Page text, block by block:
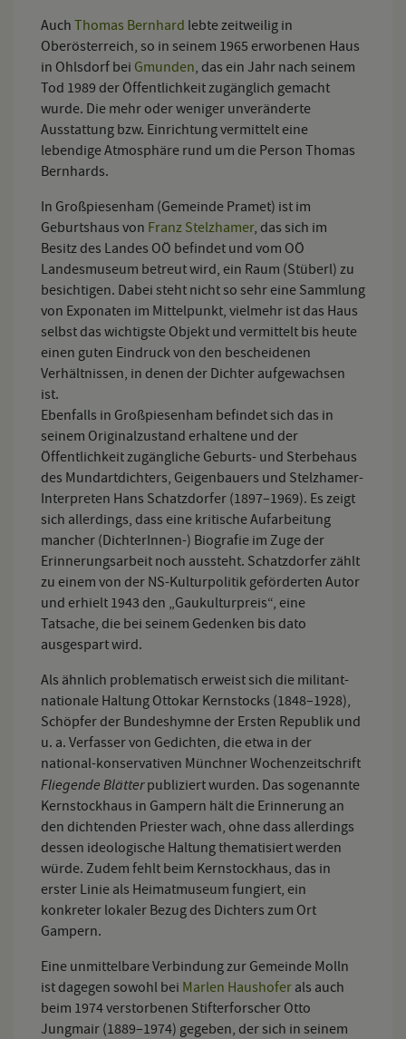
Auch Thomas Bernhard lebte zeitweilig in
Oberösterreich, so in seinem 1965 erworbenen Haus
in Ohlsdorf bei Gmunden, das ein Jahr nach seinem
Tod 1989 der Öffentlichkeit zugänglich gemacht
wurde. Die mehr oder weniger unveränderte
Ausstattung bzw. Einrichtung vermittelt eine
lebendige Atmosphäre rund um die Person Thomas
Bernhards.
In Großpiesenham (Gemeinde Pramet) ist im
Geburtshaus von Franz Stelzhamer, das sich im
Besitz des Landes OÖ befindet und vom OÖ
Landesmuseum betreut wird, ein Raum (Stüberl) zu
besichtigen. Dabei steht nicht so sehr eine Sammlung
von Exponaten im Mittelpunkt, vielmehr ist das Haus
selbst das wichtigste Objekt und vermittelt bis heute
einen guten Eindruck von den bescheidenen
Verhältnissen, in denen der Dichter aufgewachsen
ist.
Ebenfalls in Großpiesenham befindet sich das in
seinem Originalzustand erhaltene und der
Öffentlichkeit zugängliche Geburts- und Sterbehaus
des Mundartdichters, Geigenbauers und Stelzhamer-
Interpreten Hans Schatzdorfer (1897–1969). Es zeigt
sich allerdings, dass eine kritische Aufarbeitung
mancher (DichterInnen-) Biografie im Zuge der
Erinnerungsarbeit noch aussteht. Schatzdorfer zählt
zu einem von der NS-Kulturpolitik geförderten Autor
und erhielt 1943 den „Gaukulturpreis“, eine
Tatsache, die bei seinem Gedenken bis dato
ausgespart wird.
Als ähnlich problematisch erweist sich die militant-
nationale Haltung Ottokar Kernstocks (1848–1928),
Schöpfer der Bundeshymne der Ersten Republik und
u. a. Verfasser von Gedichten, die etwa in der
national-konservativen Münchner Wochenzeitschrift
Fliegende Blätterpubliziert wurden. Das sogenannte
Kernstockhaus in Gampern hält die Erinnerung an
den dichtenden Priester wach, ohne dass allerdings
dessen ideologische Haltung thematisiert werden
würde. Zudem fehlt beim Kernstockhaus, das in
erster Linie als Heimatmuseum fungiert, ein
konkreter lokaler Bezug des Dichters zum Ort
Gampern.
Eine unmittelbare Verbindung zur Gemeinde Molln
ist dagegen sowohl bei Marlen Haushofer als auch
beim 1974 verstorbenen Stifterforscher Otto
Jungmair (1889–1974) gegeben, der sich in seinem